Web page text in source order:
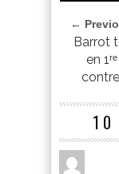
←
Barrot
en
10